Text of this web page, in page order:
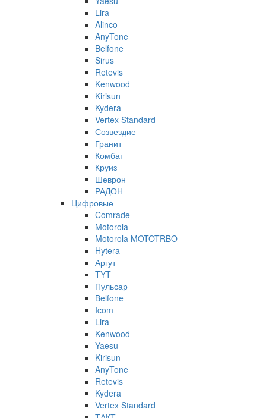
Lira
Alinco
AnyTone
Belfone
Sirus
Retevis
Kenwood
Kirisun
Kydera
Vertex Standard
Созвездие
Гранит
Комбат
Круиз
Шеврон
РАДОН
Цифровые
Comrade
Motorola
Motorola MOTOTRBO
Hytera
Аргут
TYT
Пульсар
Belfone
Icom
Lira
Kenwood
Yaesu
Kirisun
AnyTone
Retevis
Kydera
Vertex Standard